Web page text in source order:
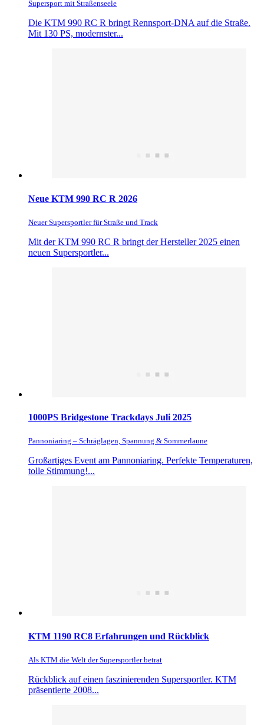
Supersport mit Straßenseele
Die KTM 990 RC R bringt Rennsport-DNA auf die Straße.
Mit 130 PS, modernster...
Neue KTM 990 RC R 2026
Neuer Supersportler für Straße und Track
Mit der KTM 990 RC R bringt der Hersteller 2025 einen
neuen Supersportler...
1000PS Bridgestone Trackdays Juli 2025
Pannoniaring – Schräglagen, Spannung & Sommerlaune
Großartiges Event am Pannoniaring. Perfekte Temperaturen,
tolle Stimmung!...
KTM 1190 RC8 Erfahrungen und Rückblick
Als KTM die Welt der Supersportler betrat
Rückblick auf einen faszinierenden Supersportler. KTM
präsentierte 2008...